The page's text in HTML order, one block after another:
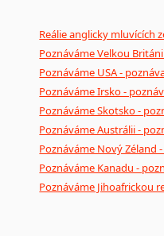
Reálie anglicky mluvících
Poznáváme Velkou
Poznáváme USA -
Poznáváme Irsko -
Poznáváme Skotsko -
Poznáváme Austrálii -
Poznáváme Nový Zéland
Poznáváme Kanadu -
Poznáváme Jihoafrickou